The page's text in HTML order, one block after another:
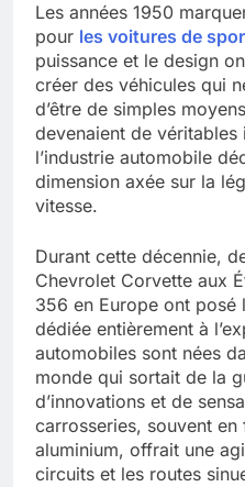
Les années 1950
pour les voitures de
puissance et le design
créer des véhicules qui
d’être de simples
devenaient de
l’industrie automobile
dimension axée sur la
vitesse.
Durant cette décennie,
Chevrolet Corvette aux
356 en Europe ont posé
dédiée entièrement à
automobiles sont nées
monde qui sortait de la
d’innovations et de
carrosseries, souvent
aluminium, offrait une
circuits et les routes